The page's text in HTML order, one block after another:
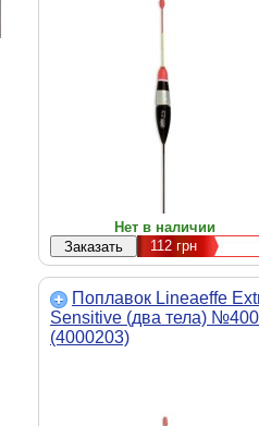
Нет в наличии
112 грн
Поплавок Lineaeffe
Sensitive (два тела)
(4000203)